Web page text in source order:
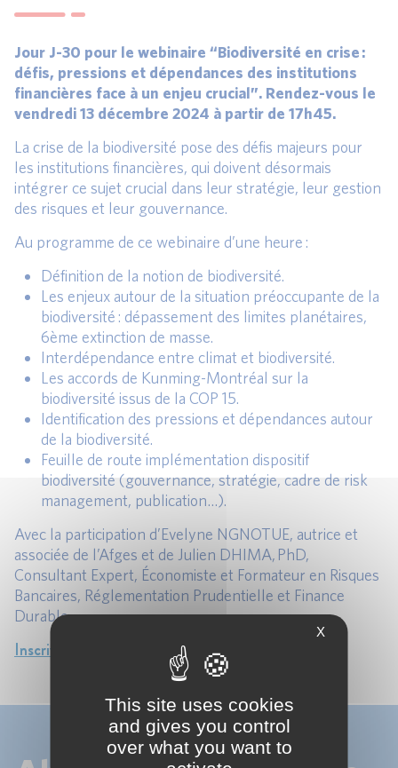
Jour J-30 pour le webinaire “Biodiversité en crise :
défis, pressions et dépendances des institutions
financières face à un enjeu crucial”. Rendez-vous le
vendredi 13 décembre 2024 à partir de 17h45.
La crise de la biodiversité pose des défis majeurs pour
les institutions financières, qui doivent désormais
intégrer ce sujet crucial dans leur stratégie, leur gestion
des risques et leur gouvernance.
Au programme de ce webinaire d’une heure :
Définition de la notion de biodiversité.
Les enjeux autour de la situation préoccupante de la
biodiversité : dépassement des limites planétaires,
6ème extinction de masse.
Interdépendance entre climat et biodiversité.
Les accords de Kunming-Montréal sur la
biodiversité issus de la COP 15.
Identification des pressions et dépendances autour
de la biodiversité.
Feuille de route implémentation dispositif
biodiversité (gouvernance, stratégie, cadre de risk
management, publication…).
Avec la participation d’Evelyne NGNOTUE, autrice et
associée de l’Afges et de Julien DHIMA, PhD,
Consultant Expert, Économiste et Formateur en Risques
Bancaires, Réglementation Prudentielle et Finance
Durable.
Inscrivez vous dès maintenant
X
This site uses cookies
and gives you control
over what you want to